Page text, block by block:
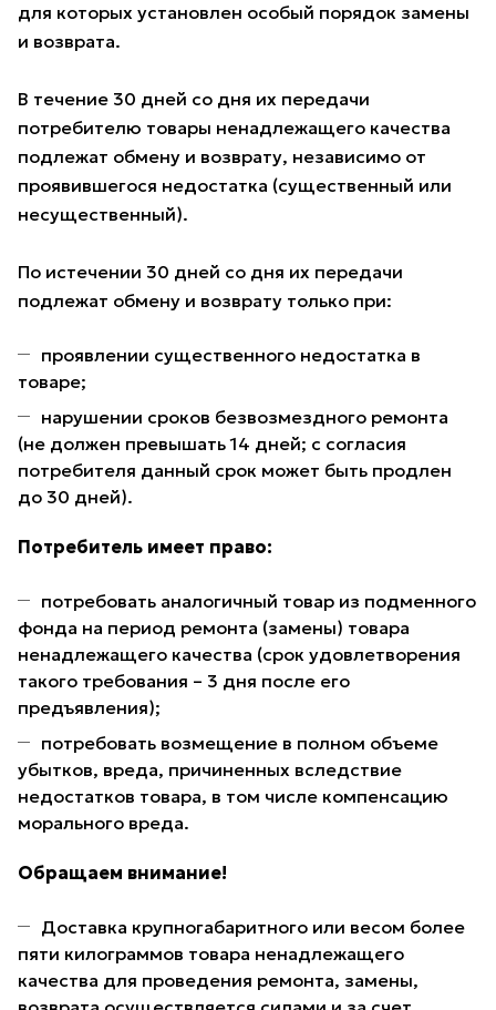
для которых установлен особый порядок замены
и возврата.
В течение 30 дней со дня их передачи
потребителю товары ненадлежащего качества
подлежат обмену и возврату, независимо от
проявившегося недостатка (существенный или
несущественный).
По истечении 30 дней со дня их передачи
подлежат обмену и возврату только при:
проявлении существенного недостатка в
товаре;
нарушении сроков безвозмездного ремонта
(не должен превышать 14 дней; с согласия
потребителя данный срок может быть продлен
до 30 дней).
Потребитель имеет право:
потребовать аналогичный товар из подменного
фонда на период ремонта (замены) товара
ненадлежащего качества (срок удовлетворения
такого требования – 3 дня после его
предъявления);
потребовать возмещение в полном объеме
убытков, вреда, причиненных вследствие
недостатков товара, в том числе компенсацию
морального вреда.
Обращаем внимание!
Доставка крупногабаритного или весом более
пяти килограммов товара ненадлежащего
качества для проведения ремонта, замены,